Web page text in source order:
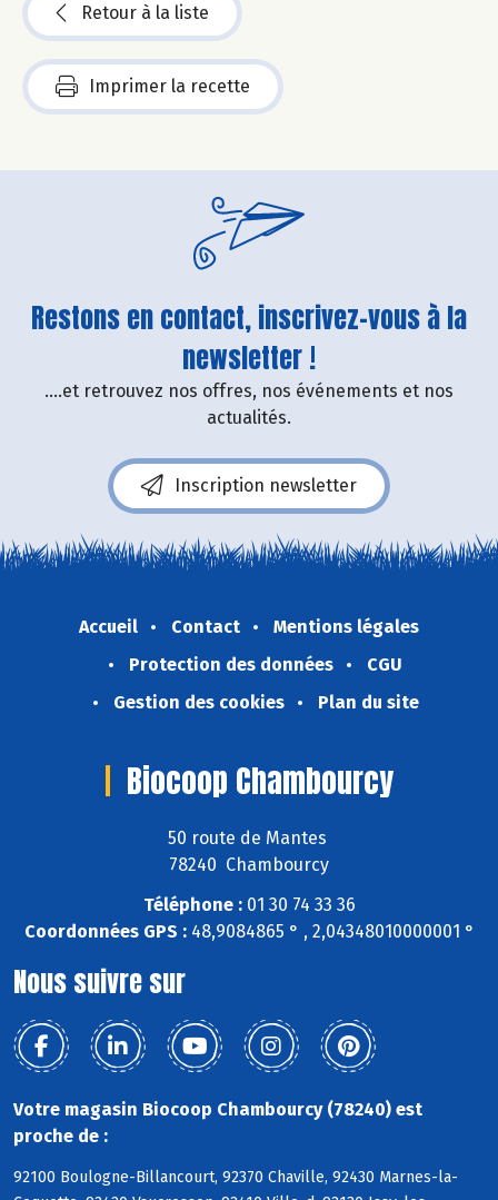
Retour à la liste
Imprimer la recette
Restons en contact, inscrivez-vous à la
newsletter !
....et retrouvez nos offres, nos événements et nos
actualités.
Inscription newsletter
Accueil Contact
Mentions légales
Protection des données
CGU
Gestion des cookies
Plan du site
Biocoop Chambourcy
50 route de Mantes
78240 Chambourcy
Téléphone :01 30 74 33 36
Coordonnées GPS :48,9084865 ° , 2,04348010000001 °
Nous suivre sur
Votre magasin Biocoop Chambourcy (78240) est
proche de :
92100 Boulogne-Billancourt, 92370 Chaville, 92430 Marnes-la-